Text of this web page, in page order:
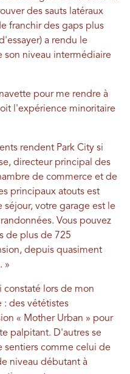
des sauts latéraux
franchir des gaps plus
a rendu le
niveau intermédiaire
pour me rendre à
l'expérience minoritaire
rendent Park City si
directeur principal des
de commerce et de
principaux atouts est
votre garage est le
Vous pouvez
de plus de 725
depuis quasiment
»
constaté lors de mon
: des vététistes
« Mother Urban » pour
palpitant. D'autres se
sentiers comme celui de
niveau débutant à